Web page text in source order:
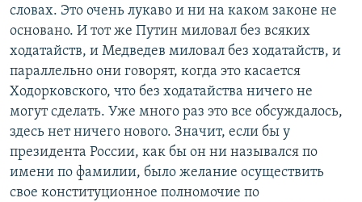
словах. Это очень лукаво и ни на каком законе не
основано. И тот же Путин миловал без всяких
ходатайств, и Медведев миловал без ходатайств, и
параллельно они говорят, когда это касается
Ходорковского, что без ходатайства ничего не
могут сделать. Уже много раз это все обсуждалось,
здесь нет ничего нового. Значит, если бы у
президента России, как бы он ни назывался по
имени по фамилии, было желание осуществить
свое конституционное полномочие по